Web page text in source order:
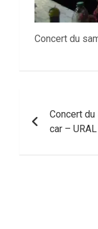
Concert du
de
Concert
car –